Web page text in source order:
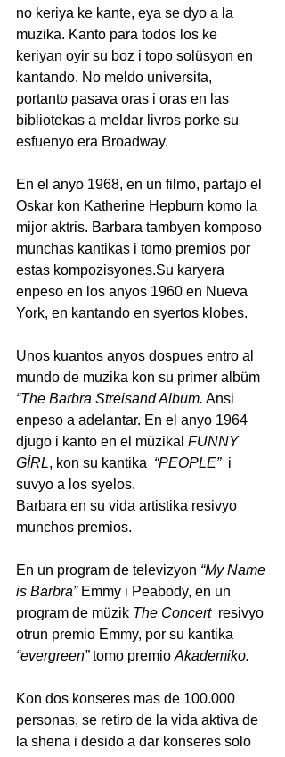
no keriya ke kante, eya se dyo a la
muzika. Kanto para todos los ke
keriyan oyir su boz i topo solüsyon en
kantando. No meldo universita,
portanto pasava oras i oras en las
bibliotekas a meldar livros porke su
esfuenyo era Broadway.
En el anyo 1968, en un filmo, partajo el
Oskar kon Katherine Hepburn komo la
mijor aktris. Barbara tambyen komposo
munchas kantikas i tomo premios por
estas kompozisyones.Su karyera
enpeso en los anyos 1960 en Nueva
York, en kantando en syertos klobes.
Unos kuantos anyos dospues entro al
mundo de muzika kon su primer albüm
“The Barbra Streisand Album. Ansi
enpeso a adelantar. En el anyo 1964
djugo i kanto en el müzikal FUNNY
GİRL, kon su kantika “PEOPLE” i
suvyo a los syelos.
Barbara en su vida artistika resivyo
munchos premios.
En un program de televizyon “My Name
is Barbra” Emmy i Peabody, en un
program de müzik The Concert resivyo
otrun premio Emmy, por su kantika
“evergreen” tomo premio Akademiko.
Kon dos konseres mas de 100.000
personas, se retiro de la vida aktiva de
la shena i desido a dar konseres solo